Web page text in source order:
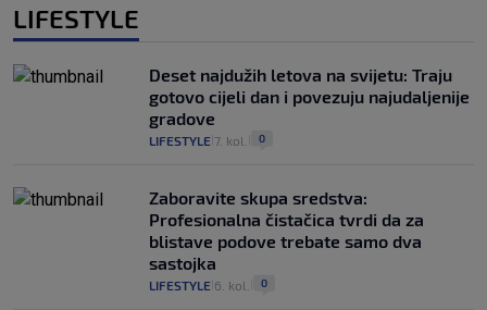
LIFESTYLE
Deset najdužih letova na svijetu: Traju
gotovo cijeli dan i povezuju najudaljenije
gradove
LIFESTYLE 7. kol. 0
Zaboravite skupa sredstva:
Profesionalna čistačica tvrdi da za
blistave podove trebate samo dva
sastojka
LIFESTYLE 6. kol. 0